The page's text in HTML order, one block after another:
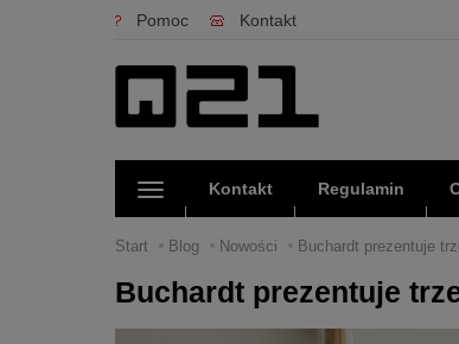
Pomoc Kontakt
Kontakt Regulamin
Start Blog Nowości Buchardt prezentuje
Buchardt prezentuje